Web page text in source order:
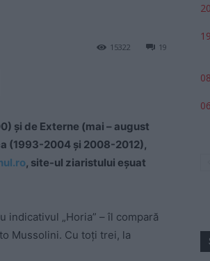
19
15322
și de Externe (mai – august
(1993-2004 și 2008-2012),
, site-ul ziaristului eșuat
„Horia” – îl compară
Mussolini. Cu toți trei, la